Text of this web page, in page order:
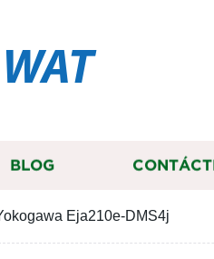
WAT
BLOG
Eja210e-DMS4j